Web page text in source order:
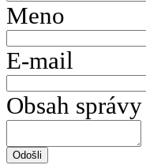
Meno
E-mail
Obsah správy